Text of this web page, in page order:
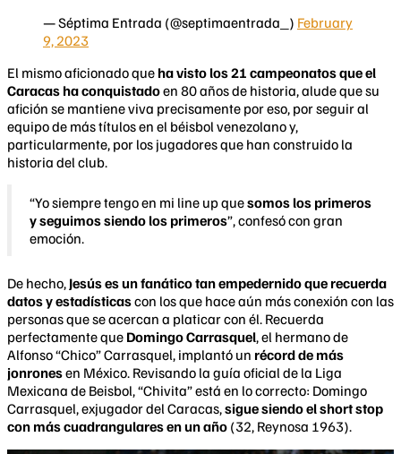
— Séptima Entrada (@septimaentrada_) February
9, 2023
El mismo aficionado que ha visto los 21 campeonatos que el
Caracas ha conquistadoen 80 años de historia, alude que su
afición se mantiene viva precisamente por eso, por seguir al
equipo de más títulos en el béisbol venezolano y,
particularmente, por los jugadores que han construido la
historia del club.
“Yo siempre tengo en mi line up quesomos los primeros
y seguimos siendo los primeros”, confesó con gran
emoción.
De hecho, Jesús es un fanático tan empedernido que recuerda
datos y estadísticascon los que hace aún más conexión con las
personas que se acercan a platicar con él. Recuerda
perfectamente que Domingo Carrasquel, el hermano de
Alfonso “Chico” Carrasquel, implantó un récord de más
jonronesen México. Revisando la guía oficial de la Liga
Mexicana de Beisbol, “Chivita” está en lo correcto: Domingo
Carrasquel, exjugador del Caracas,sigue siendo el short stop
con más cuadrangulares en un año (32, Reynosa 1963).